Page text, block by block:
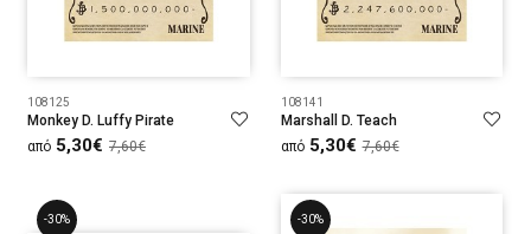
108125
Monkey D. Luffy Pirate
από 5,30€ 7,60€
108141
Marshall D. Teach
από 5,30€ 7,60€
-30% -30%